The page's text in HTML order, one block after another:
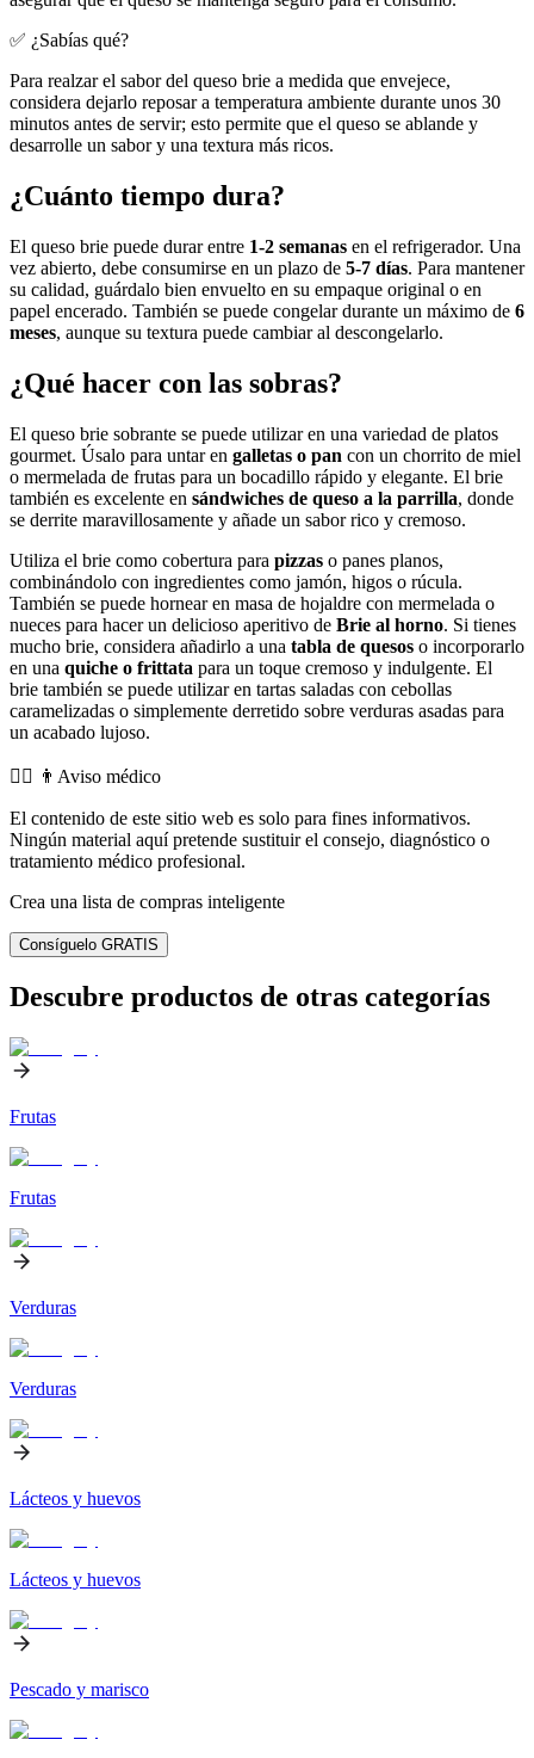
✅ ¿Sabías qué?
Para realzar el sabor del queso brie a medida que envejece,
considera dejarlo reposar a temperatura ambiente durante unos 30
minutos antes de servir; esto permite que el queso se ablande y
desarrolle un sabor y una textura más ricos.
¿Cuánto tiempo dura?
El queso brie puede durar entre 1-2 semanas en el refrigerador. Una
vez abierto, debe consumirse en un plazo de 5-7 días. Para mantener
su calidad, guárdalo bien envuelto en su empaque original o en
papel encerado. También se puede congelar durante un máximo de 6
meses, aunque su textura puede cambiar al descongelarlo.
¿Qué hacer con las sobras?
El queso brie sobrante se puede utilizar en una variedad de platos
gourmet. Úsalo para untar en galletas o pan con un chorrito de miel
o mermelada de frutas para un bocadillo rápido y elegante. El brie
también es excelente en sándwiches de queso a la parrilla, donde
se derrite maravillosamente y añade un sabor rico y cremoso.
Utiliza el brie como cobertura para pizzas o panes planos,
combinándolo con ingredientes como jamón, higos o rúcula.
También se puede hornear en masa de hojaldre con mermelada o
nueces para hacer un delicioso aperitivo de Brie al horno. Si tienes
mucho brie, considera añadirlo a una tabla de quesos o incorporarlo
en una quiche o frittata para un toque cremoso y indulgente. El
brie también se puede utilizar en tartas saladas con cebollas
caramelizadas o simplemente derretido sobre verduras asadas para
un acabado lujoso.
👨‍⚕️️ 👨Aviso médico
El contenido de este sitio web es solo para fines informativos.
Ningún material aquí pretende sustituir el consejo, diagnóstico o
tratamiento médico profesional.
Crea una lista de compras inteligente
Consíguelo GRATIS
Descubre productos de otras categorías
Frutas
Frutas
Verduras
Verduras
Lácteos y huevos
Lácteos y huevos
Pescado y marisco